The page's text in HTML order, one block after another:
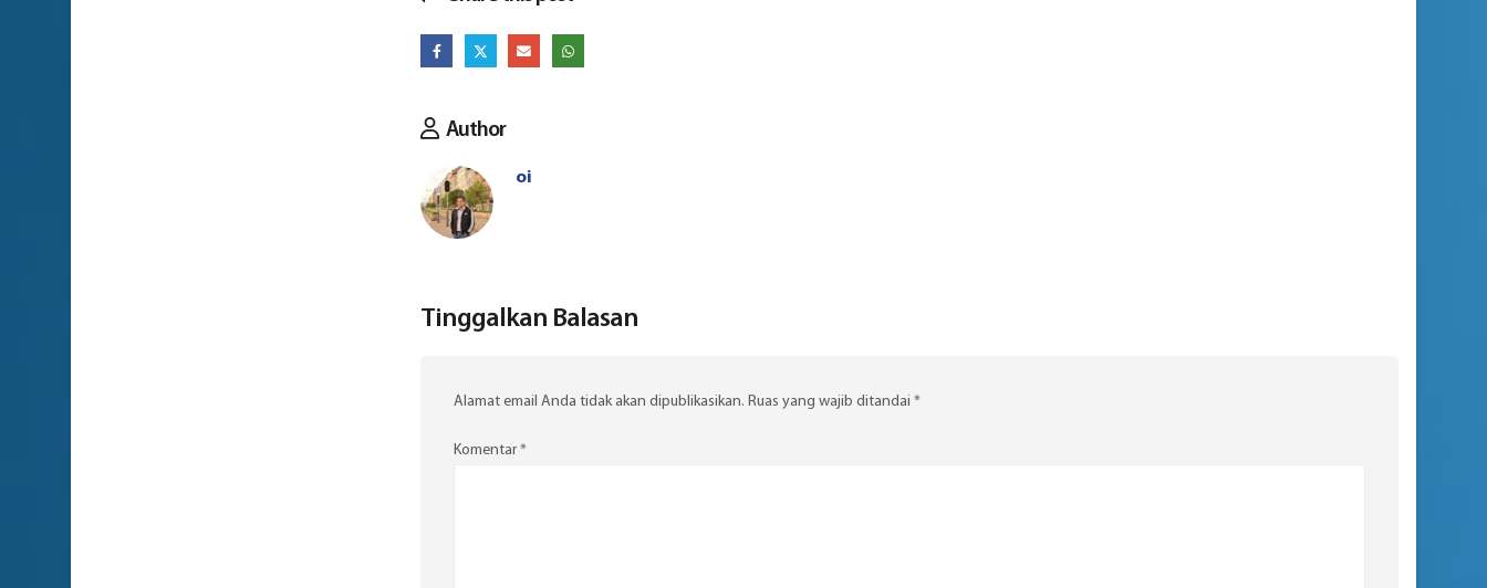
Author
oi
Tinggalkan Balasan
Alamat email Anda tidak akan dipublikasikan. Ruas yang wajib ditandai *
Komentar*